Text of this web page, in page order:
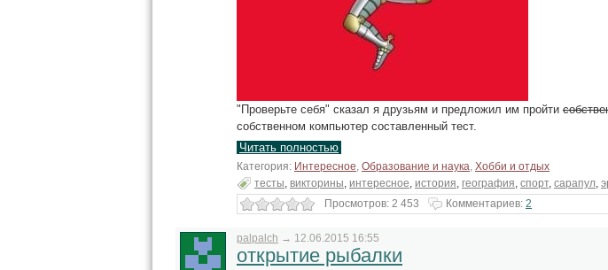
"Проверьте себя" сказал я друзьям и предложил им пройти
собственном компьютер составленный тест.
Читать полностью
Категория: Интересное, Образование и наука, Хобби и отдых
тесты, викторины, интересное, история, география, спорт, сарапул,
Просмотров: 2 453
Комментариев: 2
palpalch → 12.06.2015 16:55
открытие рыбалки